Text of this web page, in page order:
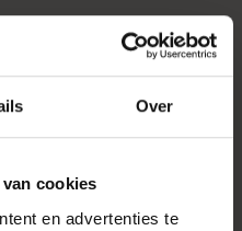
Over
cookies
en advertenties te
150 in Breda!